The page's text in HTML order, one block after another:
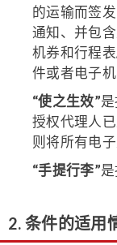
的运输而签
通知、并包
机券和行程
件或者电子机
“使之生效”
授权代理人
则将所有电
“手提行李”
2. 条件的适用